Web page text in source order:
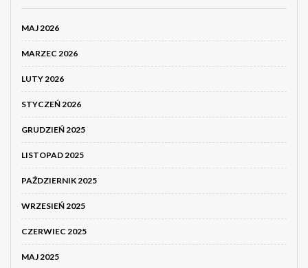
MAJ 2026
MARZEC 2026
LUTY 2026
STYCZEŃ 2026
GRUDZIEŃ 2025
LISTOPAD 2025
PAŹDZIERNIK 2025
WRZESIEŃ 2025
CZERWIEC 2025
MAJ 2025